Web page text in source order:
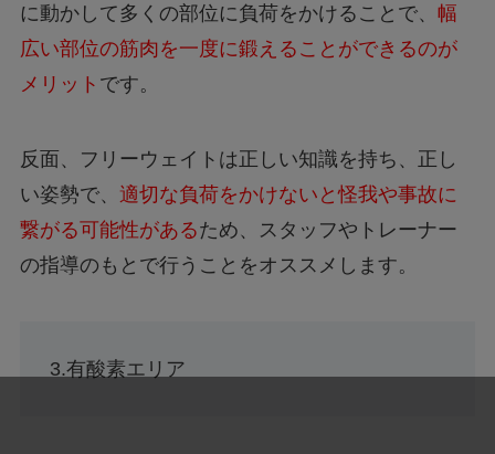
に動かして多くの部位に負荷をかけることで、 幅
広い部位の筋肉を一度に鍛えることができるのが
メリット です。
反面、フリーウェイトは正しい知識を持ち、正し
い姿勢で、 適切な負荷をかけないと怪我や事故に
繋がる可能性があるため、スタッフやトレーナー
の指導のもとで行うことをオススメします。
3.有酸素エリア